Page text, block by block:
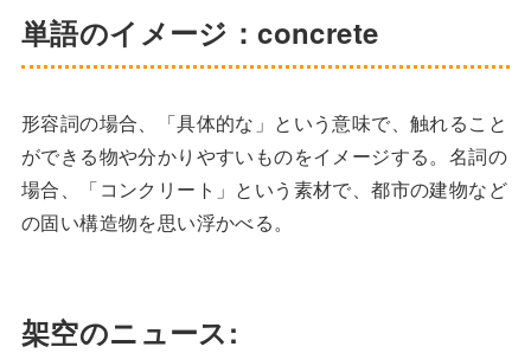
単語のイメージ：concrete
形容詞の場合、「具体的な」という意味で、触れること
ができる物や分かりやすいものをイメージする。名詞の
場合、「コンクリート」という素材で、都市の建物など
の固い構造物を思い浮かべる。
架空のニュース: